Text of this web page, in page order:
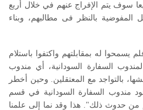
سوف يتم الإفراج عنهم في خلال أربع
بالنظر فى مطالبهم، وبناء
له بمقابلتهم واكتفوا باستلام
السفارة السودانية، أي مندوب
بالتواجد مع المعتقلين. وحين أخطر
مندوب السفارة السودانية في قسم
من حدوث ذلك". هذا وقد نما إلى علمنا